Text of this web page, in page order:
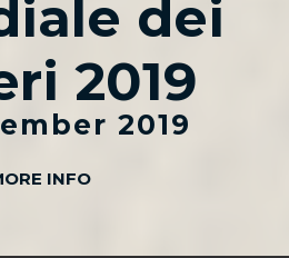
dei
2019
2019
INFO